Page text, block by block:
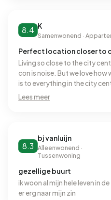
savonds doorheen moet
centraal station naar huis
afgezien van het verkeer erg
de singel in het groen kan
De prullenbakken zitten niet
8.4 K
Samenwonend ·
Perfect location closer to
Living so close to the city
con is noise. But we love
is to everything in the city
the same lifestyle if we live
Lees meer
8.3
bj vanluijn
Alleenwonend ·
Tussenwoning
gezellige buurt
ik woon al mijn hele leven in
er erg naar mijn zin